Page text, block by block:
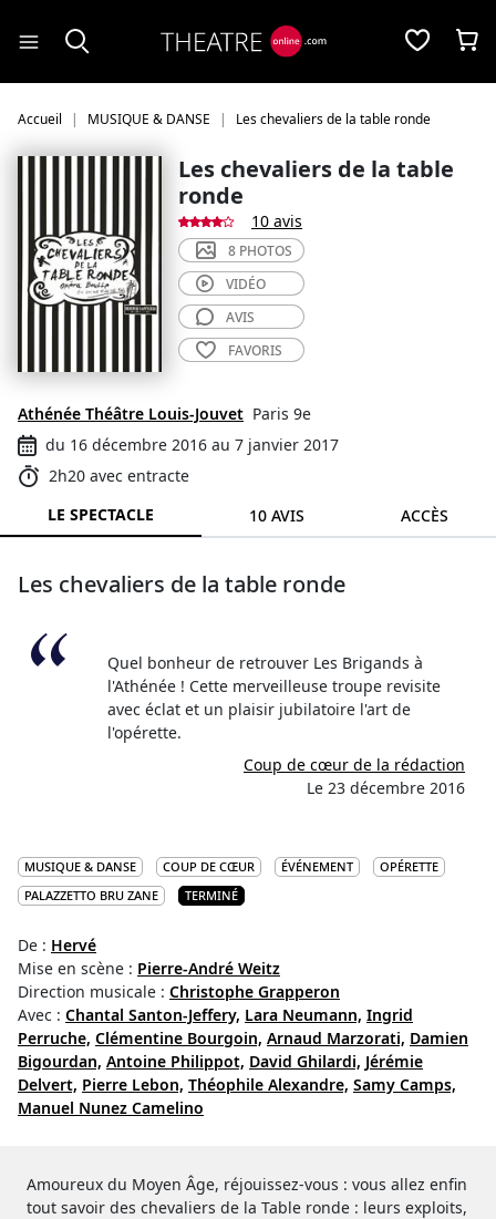
Accueil MUSIQUE & DANSE Les chevaliers de la table ronde
Les chevaliers de la table
ronde
10 avis
Athénée Théâtre Louis-Jouvet Paris 9e
du 16 décembre 2016 au 7 janvier 2017
2h20 avec entracte
8 PHOTOS
VIDÉO
AVIS
FAVORIS
LE SPECTACLE 10 AVIS ACCÈS
Les chevaliers de la table ronde
Quel bonheur de retrouver Les Brigands à
l'Athénée ! Cette merveilleuse troupe revisite
avec éclat et un plaisir jubilatoire l'art de
l'opérette.
Coup de cœur de la rédaction
Le 23 décembre 2016
MUSIQUE & DANSE COUP DE CŒUR ÉVÉNEMENT
OPÉRETTE
PALAZZETTO BRU ZANE
TERMINÉ
De : Hervé
Mise en scène : Pierre-André Weitz
Direction musicale : Christophe Grapperon
Avec : Chantal Santon-Jeffery, Lara Neumann, Ingrid
Perruche, Clémentine Bourgoin, Arnaud Marzorati, Damien
Bigourdan, Antoine Philippot, David Ghilardi, Jérémie
Delvert, Pierre Lebon, Théophile Alexandre, Samy Camps,
Manuel Nunez Camelino
Amoureux du Moyen Âge, réjouissez-vous : vous allez enfin
tout savoir des chevaliers de la Table ronde : leurs exploits,